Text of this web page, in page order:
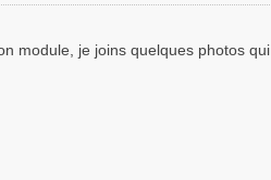
module, je joins quelques photos qui